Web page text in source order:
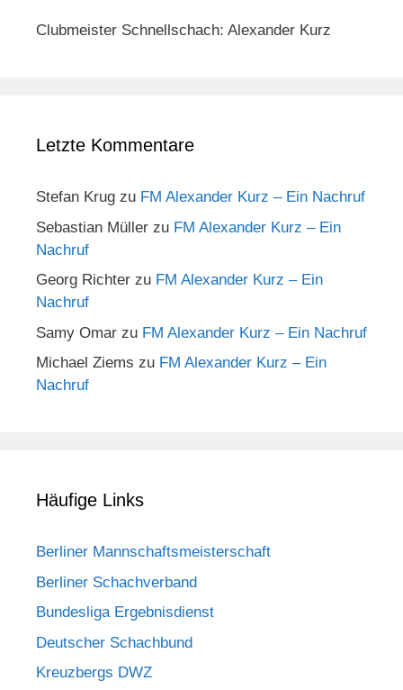
Clubmeister Schnellschach: Alexander Kurz
Letzte Kommentare
Stefan Krug zu FM Alexander Kurz – Ein Nachruf
Sebastian Müller zu FM Alexander Kurz – Ein
Nachruf
Georg Richter zu FM Alexander Kurz – Ein
Nachruf
Samy Omar zu FM Alexander Kurz – Ein Nachruf
Michael Ziems zu FM Alexander Kurz – Ein
Nachruf
Häufige Links
Berliner Mannschaftsmeisterschaft
Berliner Schachverband
Bundesliga Ergebnisdienst
Deutscher Schachbund
Kreuzbergs DWZ